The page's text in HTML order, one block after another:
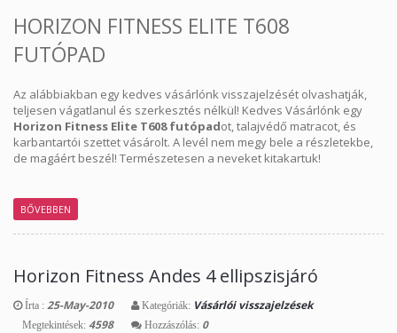
HORIZON FITNESS ELITE T608
FUTÓPAD
Az alábbiakban egy kedves vásárlónk visszajelzését olvashatják,
teljesen vágatlanul és szerkesztés nélkül! Kedves Vásárlónk egy
Horizon Fitness Elite T608 futópadot, talajvédő matracot, és
karbantartói szettet vásárolt. A levél nem megy bele a részletekbe,
de magáért beszél! Természetesen a neveket kitakartuk!
BŐVEBBEN
Horizon Fitness Andes 4 ellipszisjáró
Írta : 25-May-2010 Kategóriák: Vásárlói visszajelzések
Megtekintések: 4598 Hozzászólás: 0